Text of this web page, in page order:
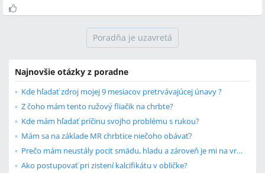
Poradňa je uzavretá
Najnovšie otázky z poradne
Kde hľadať zdroj mojej 9 mesiacov pretrvávajúcej únavy ?
Z čoho mám tento ružový fliačik na chrbte?
Kde mám hľadať príčinu svojho problému s rukou?
Mám sa na základe MR chrbtice niečoho obávať?
Prečo mám neustály pocit smädu, hladu a zároveň je mi na vracanie?
Ako postupovať pri zistení kalcifikátu v obličke?